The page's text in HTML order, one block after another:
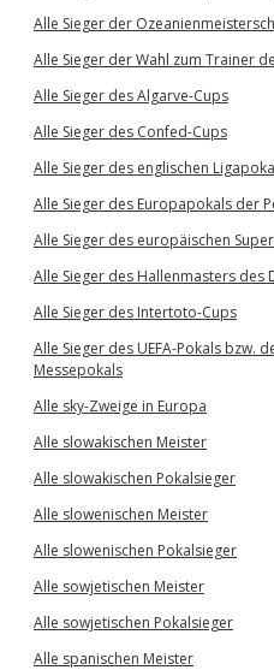
Alle Sieger der
Alle Sieger der Wahl zum Trainer
Alle Sieger des Algarve-Cups
Alle Sieger des Confed-Cups
Alle Sieger des englischen
Alle Sieger des Europapokals der
Alle Sieger des europäischen
Alle Sieger des Hallenmasters des
Alle Sieger des Intertoto-Cups
Alle Sieger des UEFA-Pokals bzw.
Messepokals
Alle sky-Zweige in Europa
Alle slowakischen Meister
Alle slowakischen Pokalsieger
Alle slowenischen Meister
Alle slowenischen Pokalsieger
Alle sowjetischen Meister
Alle sowjetischen Pokalsieger
Alle spanischen Meister